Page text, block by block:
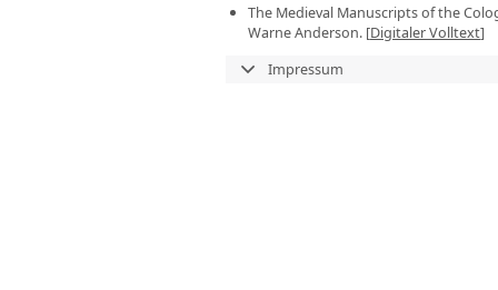
The Medieval Manuscripts of the
Warne Anderson. [Digitaler Volltext]
Impressum